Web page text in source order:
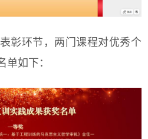
彰环节，两门课程对优秀个
单如下：